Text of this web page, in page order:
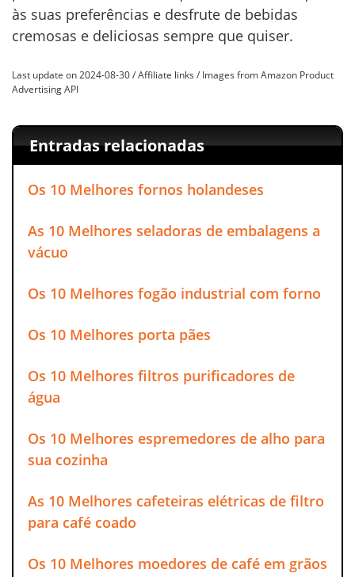
às suas preferências e desfrute de bebidas
cremosas e deliciosas sempre que quiser.
Last update on 2024-08-30 / Affiliate links / Images from Amazon Product
Advertising API
Entradas relacionadas
Os 10 Melhores fornos holandeses
As 10 Melhores seladoras de embalagens a
vácuo
Os 10 Melhores fogão industrial com forno
Os 10 Melhores porta pães
Os 10 Melhores filtros purificadores de
água
Os 10 Melhores espremedores de alho para
sua cozinha
As 10 Melhores cafeteiras elétricas de filtro
para café coado
Os 10 Melhores moedores de café em grãos